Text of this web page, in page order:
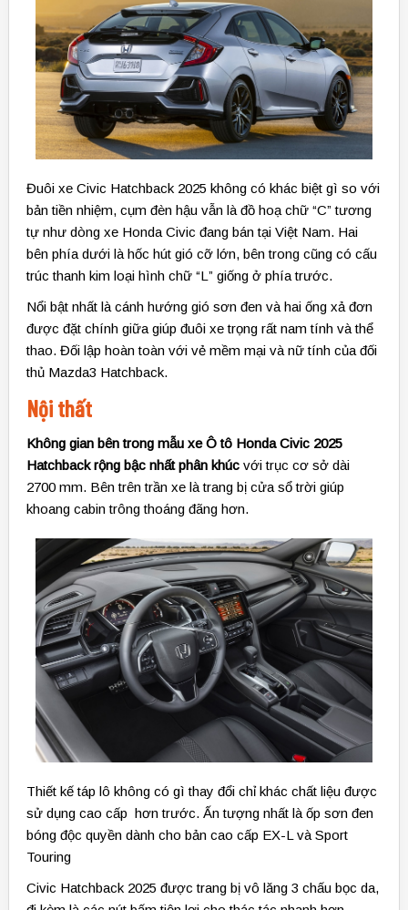
Đuôi xe Civic Hatchback 2025 không có khác biệt gì so với
bản tiền nhiệm, cụm đèn hậu vẫn là đồ hoạ chữ “C” tương
tự như dòng xe Honda Civic đang bán tại Việt Nam. Hai
bên phía dưới là hốc hút gió cỡ lớn, bên trong cũng có cấu
trúc thanh kim loại hình chữ “L” giống ở phía trước.
Nổi bật nhất là cánh hướng gió sơn đen và hai ống xả đơn
được đặt chính giữa giúp đuôi xe trọng rất nam tính và thể
thao. Đối lập hoàn toàn với vẻ mềm mại và nữ tính của đối
thủ Mazda3 Hatchback.
Nội thất
Không gian bên trong mẫu xe Ô tô Honda Civic 2025
Hatchback rộng bậc nhất phân khúcvới trục cơ sở dài
2700 mm. Bên trên trần xe là trang bị cửa sổ trời giúp
khoang cabin trông thoáng đãng hơn.
Thiết kế táp lô không có gì thay đổi chỉ khác chất liệu được
sử dụng cao cấp hơn trước. Ấn tượng nhất là ốp sơn đen
bóng độc quyền dành cho bản cao cấp EX-L và Sport
Touring
Civic Hatchback 2025 được trang bị vô lăng 3 chấu bọc da,